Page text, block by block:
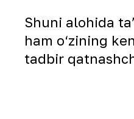
Shuni alohida
ham o‘zining
tadbir